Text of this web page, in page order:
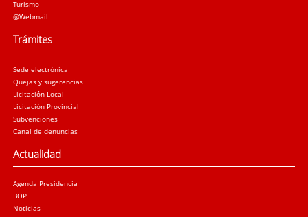
Turismo
@Webmail
Trámites
Sede electrónica
Quejas y sugerencias
Licitación Local
Licitación Provincial
Subvenciones
Canal de denuncias
Actualidad
Agenda Presidencia
BOP
Noticias